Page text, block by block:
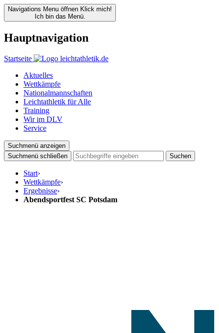
Navigations Menu öffnen Klick mich!
Ich bin das Menü.
Hauptnavigation
Startseite
Aktuelles
Wettkämpfe
Nationalmannschaften
Leichtathletik für Alle
Training
Wir im DLV
Service
Suchmenü anzeigen
Suchmenü schließen
Suchen
Start›
Wettkämpfe›
Ergebnisse›
Abendsportfest SC Potsdam